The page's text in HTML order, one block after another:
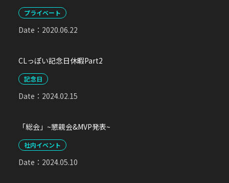
プライベート
Date： 2020.06.22
CLっぽい記念日休暇Part2
記念日
Date： 2024.02.15
「総会」~懇親会&MVP発表~
社内イベント
Date： 2024.05.10